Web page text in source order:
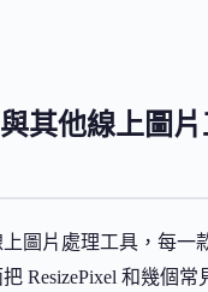
其他線上圖
圖片處理工具，每一
ResizePixel 和幾個常